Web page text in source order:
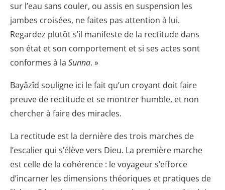
sur l’eau sans couler, ou assis en suspension les
jambes croisées, ne faites pas attention à lui.
Regardez plutôt s’il manifeste de la rectitude dans
son état et son comportement et si ses actes sont
conformes à la Sunna. »
Bayâzîd souligne ici le fait qu’un croyant doit faire
preuve de rectitude et se montrer humble, et non
chercher à faire des miracles.
La rectitude est la dernière des trois marches de
l’escalier qui s’élève vers Dieu. La première marche
est celle de la cohérence : le voyageur s’efforce
d’incarner les dimensions théoriques et pratiques de